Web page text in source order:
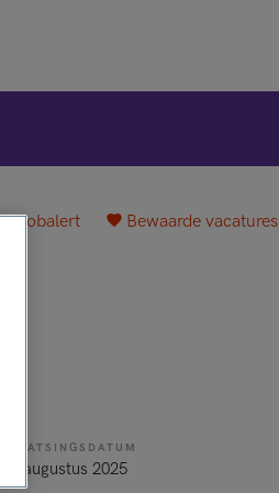
Jobalert Bewaarde vacatures
PLAATSINGSDATUM
25 augustus 2025